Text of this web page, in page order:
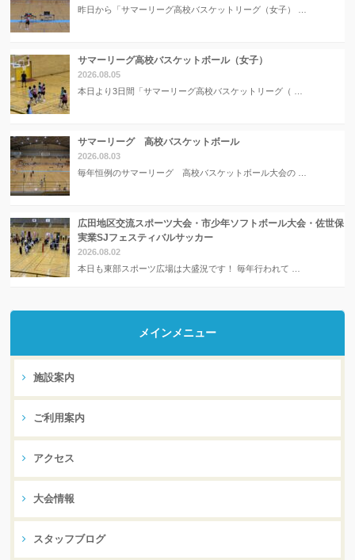
昨日から「サマーリーグ高校バスケットリーグ（女子） …
サマーリーグ高校バスケットボール（女子）
2026.08.05
本日より3日間「サマーリーグ高校バスケットリーグ（ …
サマーリーグ 高校バスケットボール
2026.08.03
毎年恒例のサマーリーグ 高校バスケットボール大会の …
広田地区交流スポーツ大会・市少年ソフトボール大会・佐世保
実業SJフェスティバルサッカー
2026.08.02
本日も東部スポーツ広場は大盛況です！ 毎年行われて …
メインメニュー
施設案内
ご利用案内
アクセス
大会情報
スタッフブログ